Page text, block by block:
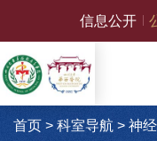
信息公开
首页 > 科室导航> 神